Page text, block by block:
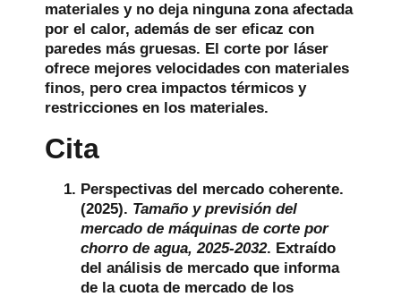
materiales y no deja ninguna zona afectada
por el calor, además de ser eficaz con
paredes más gruesas. El corte por láser
ofrece mejores velocidades con materiales
finos, pero crea impactos térmicos y
restricciones en los materiales.
Cita
Perspectivas del mercado coherente.
(2025). Tamaño y previsión del
mercado de máquinas de corte por
chorro de agua, 2025-2032. Extraído
del análisis de mercado que informa
de la cuota de mercado de los